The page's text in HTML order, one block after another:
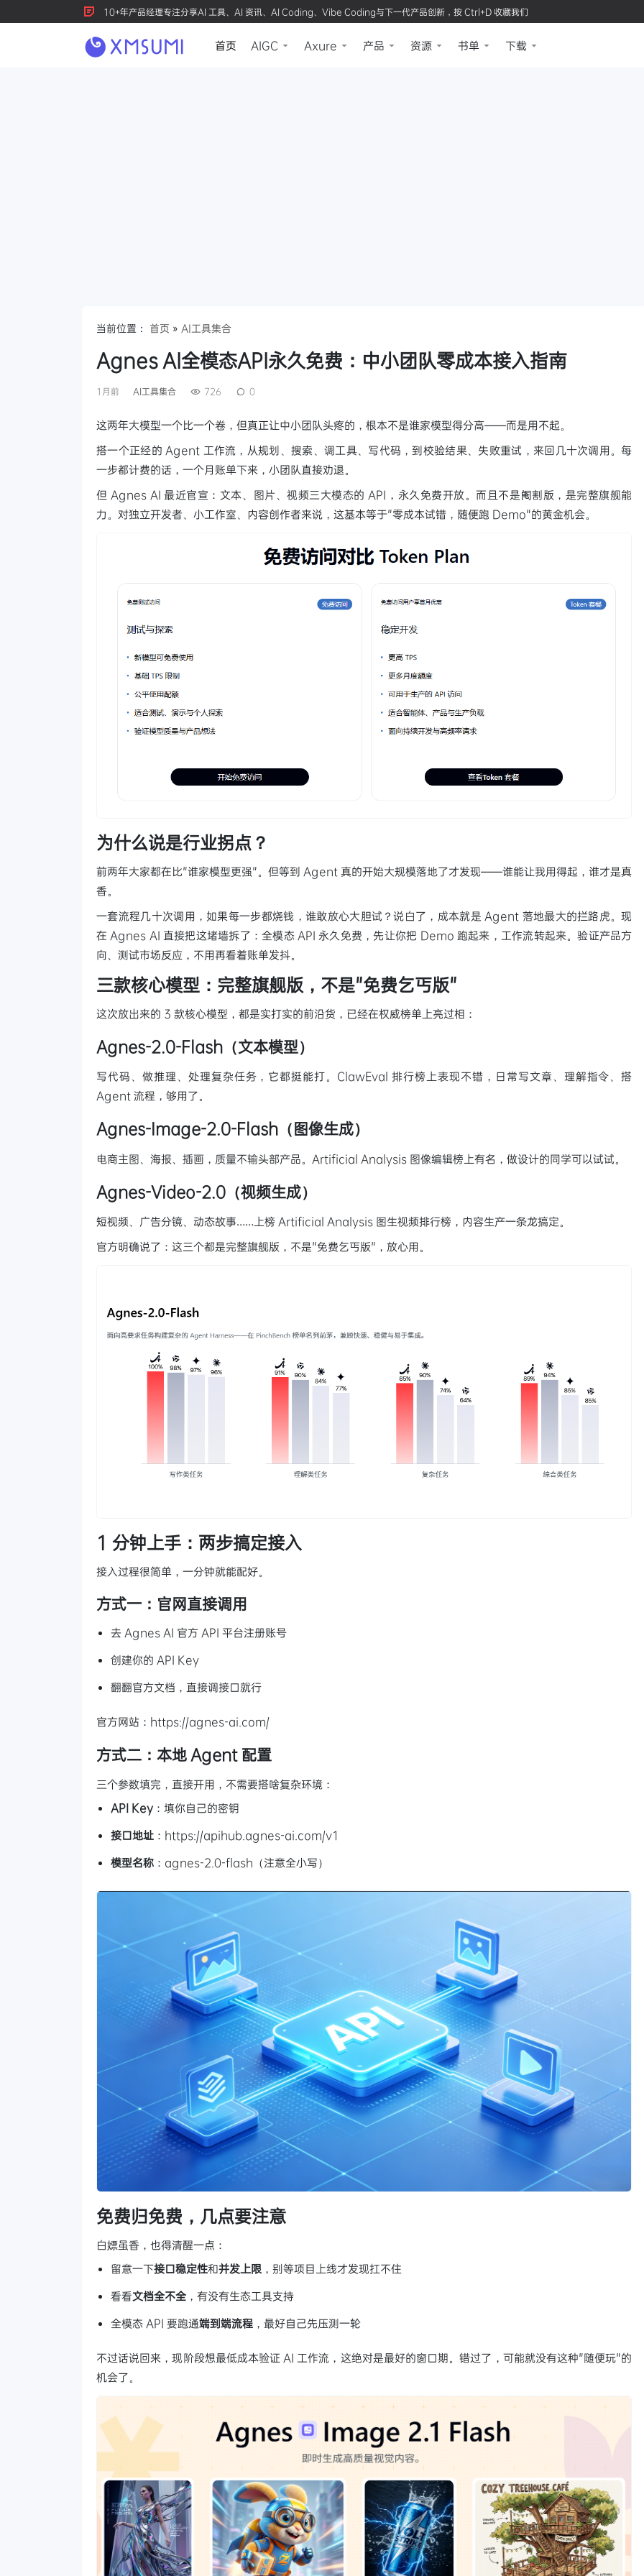
10+年产品经理专注分享AI 工具、AI 资讯、AI Coding、Vibe Coding与下一代产品创新，按 Ctrl+D 收藏我们
首页 AIGC Axure 产品 资源 书单 下载
当前位置： 首页 » AI工具集合
Agnes AI全模态API永久免费：中小团队零成本接入指南
1月前 AI工具集合 726 0
这两年大模型一个比一个卷，但真正让中小团队头疼的，根本不是谁家模型得分高——而是用不起。
搭一个正经的 Agent 工作流，从规划、搜索、调工具、写代码，到校验结果、失败重试，来回几十次调用。每
一步都计费的话，一个月账单下来，小团队直接劝退。
但 Agnes AI 最近官宣：文本、图片、视频三大模态的 API，永久免费开放。而且不是阉割版，是完整旗舰能
力。对独立开发者、小工作室、内容创作者来说，这基本等于"零成本试错，随便跑 Demo"的黄金机会。
为什么说是行业拐点？
前两年大家都在比"谁家模型更强"。但等到 Agent 真的开始大规模落地了才发现——谁能让我用得起，谁才是真
香。
一套流程几十次调用，如果每一步都烧钱，谁敢放心大胆试？说白了，成本就是 Agent 落地最大的拦路虎。现
在 Agnes AI 直接把这堵墙拆了：全模态 API 永久免费，先让你把 Demo 跑起来，工作流转起来。验证产品方
向、测试市场反应，不用再看着账单发抖。
三款核心模型：完整旗舰版，不是"免费乞丐版"
这次放出来的 3 款核心模型，都是实打实的前沿货，已经在权威榜单上亮过相：
Agnes-2.0-Flash（文本模型）
写代码、做推理、处理复杂任务，它都挺能打。ClawEval 排行榜上表现不错，日常写文章、理解指令、搭
Agent 流程，够用了。
Agnes-Image-2.0-Flash（图像生成）
电商主图、海报、插画，质量不输头部产品。Artificial Analysis 图像编辑榜上有名，做设计的同学可以试试。
Agnes-Video-2.0（视频生成）
短视频、广告分镜、动态故事……上榜 Artificial Analysis 图生视频排行榜，内容生产一条龙搞定。
官方明确说了：这三个都是完整旗舰版，不是"免费乞丐版"，放心用。
1 分钟上手：两步搞定接入
接入过程很简单，一分钟就能配好。
方式一：官网直接调用
去 Agnes AI 官方 API 平台注册账号
创建你的 API Key
翻翻官方文档，直接调接口就行
官方网站：https://agnes-ai.com/
方式二：本地 Agent 配置
三个参数填完，直接开用，不需要搭啥复杂环境：
API Key ：填你自己的密钥
接口地址 ：https://apihub.agnes-ai.com/v1
模型名称 ：agnes-2.0-flash（注意全小写）
免费归免费，几点要注意
白嫖虽香，也得清醒一点：
留意一下接口稳定性和并发上限 ，别等项目上线才发现扛不住
看看文档全不全 ，有没有生态工具支持
全模态 API 要跑通端到端流程 ，最好自己先压测一轮
不过话说回来，现阶段想最低成本验证 AI 工作流，这绝对是最好的窗口期。错过了，可能就没有这种"随便玩"的
机会了。